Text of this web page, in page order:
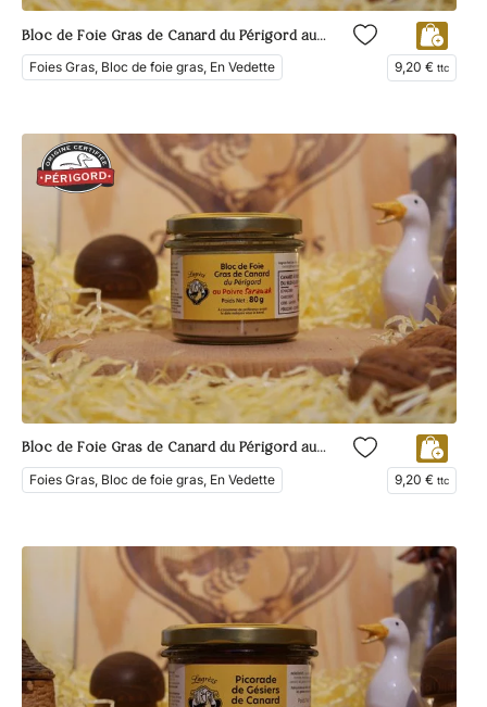
Bloc de Foie Gras de Canard du Périgord au Poivre de Timut
Foies Gras, Bloc de foie gras, En Vedette 9,20 € ttc
Bloc de Foie Gras de Canard du Périgord au Poivre de Sarawak
Foies Gras, Bloc de foie gras, En Vedette 9,20 € ttc